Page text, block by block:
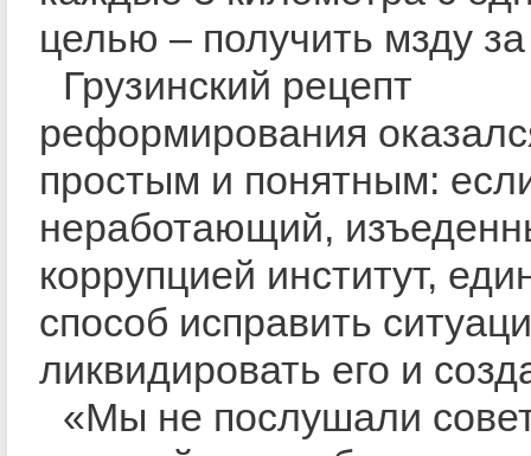
целью – получить мзду
Грузинский рецепт
реформирования
простым и понятным:
неработающий,
коррупцией институт,
способ исправить
ликвидировать его и
«Мы не послушали